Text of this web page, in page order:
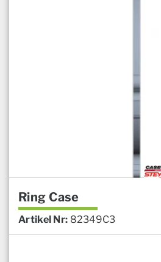
Ring Case
Artikel Nr: 82349C3